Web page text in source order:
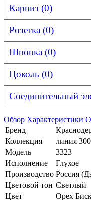
Карниз (0)
Розетка (0)
Шпонка (0)
Цоколь (0)
Соединительный
Обзор Характеристики
Бренд
Коллекция
линия
Модель
3323
Исполнение
Глухое
Производство Россия
Цветовой тон Светлый
Цвет
Орех